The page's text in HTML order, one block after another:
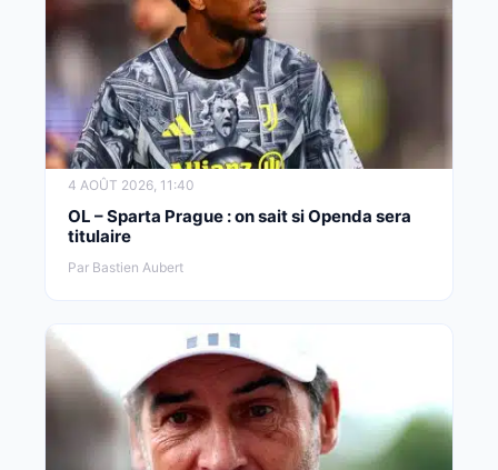
4 AOÛT 2026, 11:40
OL – Sparta Prague : on sait si Openda sera
titulaire
Par Bastien Aubert